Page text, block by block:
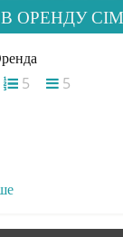
5 5